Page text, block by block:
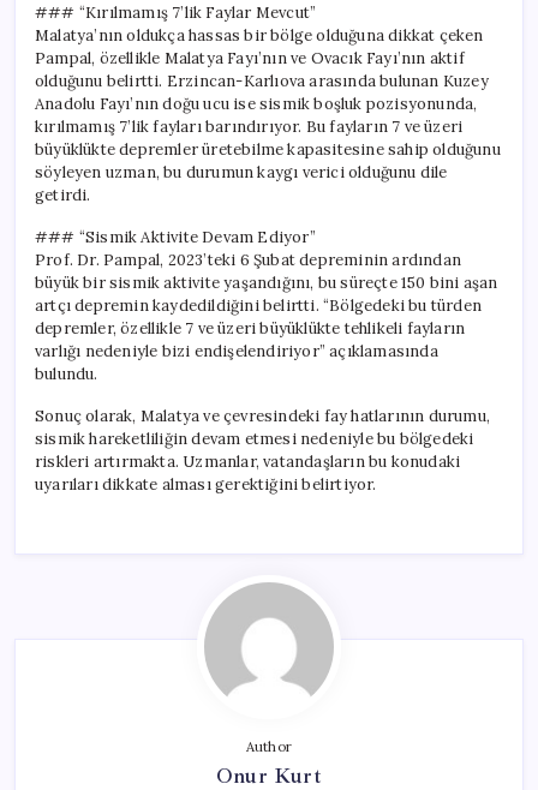
### “Kırılmamış 7’lik Faylar Mevcut”
Malatya’nın oldukça hassas bir bölge olduğuna dikkat çeken
Pampal, özellikle Malatya Fayı’nın ve Ovacık Fayı’nın aktif
olduğunu belirtti. Erzincan-Karlıova arasında bulunan Kuzey
Anadolu Fayı’nın doğu ucu ise sismik boşluk pozisyonunda,
kırılmamış 7’lik fayları barındırıyor. Bu fayların 7 ve üzeri
büyüklükte depremler üretebilme kapasitesine sahip olduğunu
söyleyen uzman, bu durumun kaygı verici olduğunu dile
getirdi.
### “Sismik Aktivite Devam Ediyor”
Prof. Dr. Pampal, 2023’teki 6 Şubat depreminin ardından
büyük bir sismik aktivite yaşandığını, bu süreçte 150 bini aşan
artçı depremin kaydedildiğini belirtti. “Bölgedeki bu türden
depremler, özellikle 7 ve üzeri büyüklükte tehlikeli fayların
varlığı nedeniyle bizi endişelendiriyor” açıklamasında
bulundu.
Sonuç olarak, Malatya ve çevresindeki fay hatlarının durumu,
sismik hareketliliğin devam etmesi nedeniyle bu bölgedeki
riskleri artırmakta. Uzmanlar, vatandaşların bu konudaki
uyarıları dikkate alması gerektiğini belirtiyor.
Author
Onur Kurt